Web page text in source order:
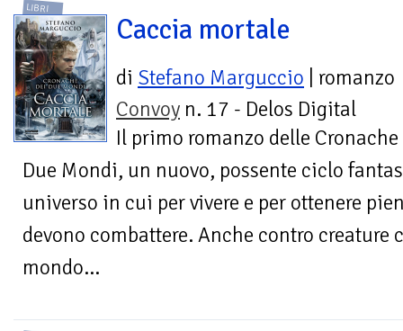
LIBRI
Caccia mortale
di Stefano Marguccio | romanzo
Convoy n. 17 - Delos Digital
Il primo romanzo delle
Due Mondi, un nuovo, possente ciclo
universo in cui per vivere e per ottenere
devono combattere. Anche contro creature
mondo…